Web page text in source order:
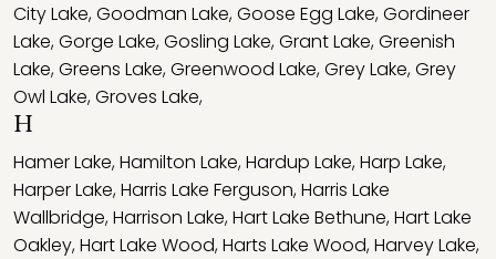
City Lake,Goodman Lake,Goose Egg Lake,Gordineer
Lake,Gorge Lake,Gosling Lake,Grant Lake,Greenish
Lake,Greens Lake,Greenwood Lake,Grey Lake,Grey
Owl Lake,Groves Lake,
H
Hamer Lake,Hamilton Lake,Hardup Lake,Harp Lake,
Harper Lake,Harris Lake Ferguson,Harris Lake
Wallbridge,Harrison Lake,Hart Lake Bethune,Hart Lake
Oakley,Hart Lake Wood,Harts Lake Wood,Harvey Lake,